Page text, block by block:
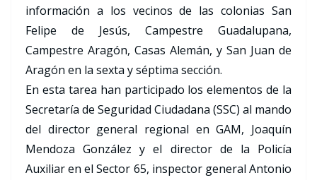
información a los vecinos de las colonias San
Felipe de Jesús, Campestre Guadalupana,
Campestre Aragón, Casas Alemán, y San Juan de
Aragón en la sexta y séptima sección.
En esta tarea han participado los elementos de la
Secretaría de Seguridad Ciudadana (SSC) al mando
del director general regional en GAM, Joaquín
Mendoza González y el director de la Policía
Auxiliar en el Sector 65, inspector general Antonio